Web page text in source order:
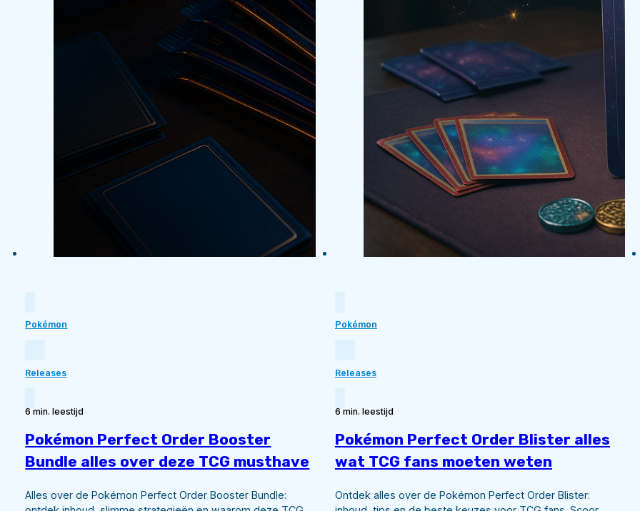
Pokémon
Releases
6 min. leestijd
Pokémon Perfect Order Booster
Bundle alles over deze TCG musthave
Alles over de Pokémon Perfect Order Booster Bundle:
Pokémon
Releases
6 min. leestijd
Pokémon Perfect Order Blister alles
wat TCG fans moeten weten
Ontdek alles over de Pokémon Perfect Order Blister: